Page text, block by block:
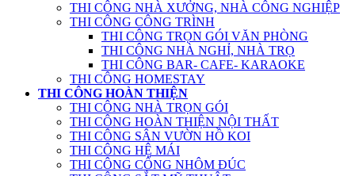
THI CÔNG NHÀ XƯỞNG, NHÀ CÔNG NGHIỆP
THI CÔNG CÔNG TRÌNH
THI CÔNG TRỌN GÓI VĂN PHÒNG
THI CÔNG NHÀ NGHỈ, NHÀ TRỌ
THI CÔNG BAR- CAFE- KARAOKE
THI CÔNG HOMESTAY
THI CÔNG HOÀN THIỆN
THI CÔNG NHÀ TRỌN GÓI
THI CÔNG HOÀN THIỆN NỘI THẤT
THI CÔNG SÂN VƯỜN HỒ KOI
THI CÔNG HỆ MÁI
THI CÔNG CỔNG NHÔM ĐÚC